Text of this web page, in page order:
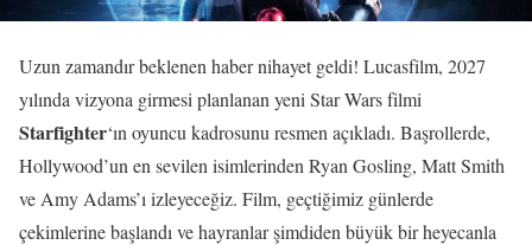
Uzun zamandır beklenen haber nihayet geldi! Lucasfilm, 2027
yılında vizyona girmesi planlanan yeni Star Wars filmi
Starfighter‘ın oyuncu kadrosunu resmen açıkladı. Başrollerde,
Hollywood’un en sevilen isimlerinden Ryan Gosling, Matt Smith
ve Amy Adams’ı izleyeceğiz. Film, geçtiğimiz günlerde
çekimlerine başlandı ve hayranlar şimdiden büyük bir heyecanla